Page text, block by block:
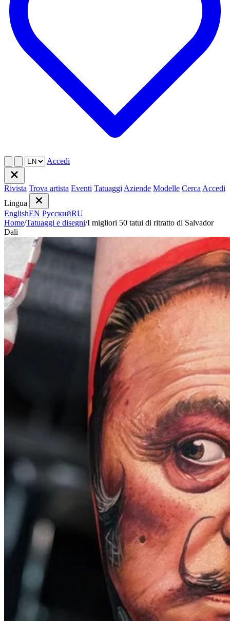
Accedi
Rivista Trova artista Eventi Tatuaggi Aziende Modelle Cerca Accedi
Lingua
EnglishEN РусскийRU
Home/Tatuaggi e disegni/I migliori 50 tatui di ritratto di Salvador
Dali